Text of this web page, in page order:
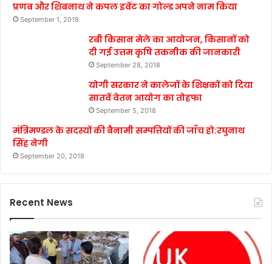
प्रणब और शिबनाथ ने कपल इवेंट का गोल्ड अपने नाम किया
September 1, 2018
रबी किसान मेले का आयोजन, किसानों को
दी गई उत्तम कृषि तकनीक की जानकारी
September 28, 2018
योगी सरकार ने कालेजों के शिक्षकों को दिया
सातवें वेतन आयोग का तोहफा
September 5, 2018
मंत्रिमण्डल के सदस्यों की बैनामी सम्पत्तियों की जाँच हो:रघुनाथ
सिंह नेगी
September 20, 2018
Recent News